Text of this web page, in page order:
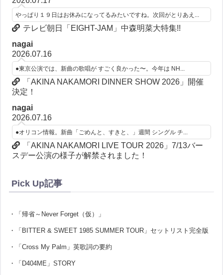
やっぱり１９日はお休みになってるみたいですね。次回がとりあえ...
テレビ朝日「EIGHT-JAM」中森明菜大特集!!
nagai
2026.07.16
●東京公演では、新曲の歌唱が すごく良かった〜。今年は NH...
「AKINA NAKAMORI DINNER SHOW 2026」開催
決定！
nagai
2026.07.16
●オリコン情報。新曲「ごめんと、すきと、」週間 シングル チ...
「AKINA NAKAMORI LIVE TOUR 2026」7/13バー
スデー公演の様子が解禁されました！
Pick Up記事
・「帰省～Never Forget（仮）」
・「BITTER & SWEET 1985 SUMMER TOUR」セットリスト完全版
・「Cross My Palm」英歌詞の要約
・「D404ME」STORY